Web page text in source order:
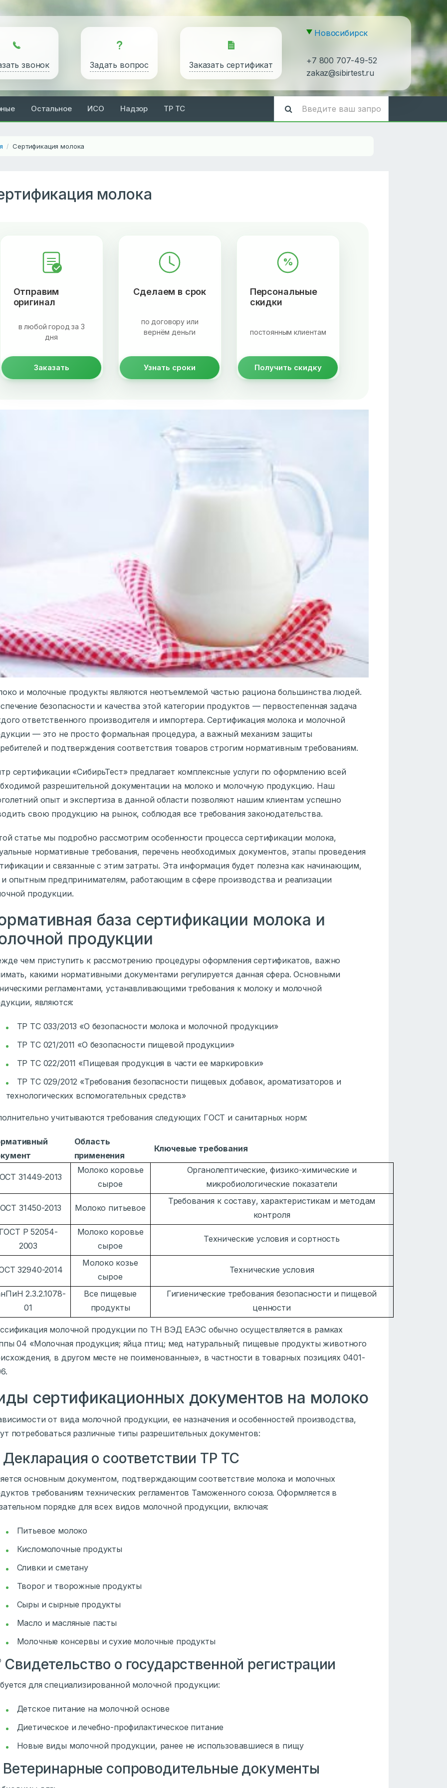
звонок Задать вопрос Заказать сертификат
Новосибирск
+7 800 707-49-52
zakaz@sibirtest.ru
Остальное ИСО Надзор ТР ТС
/ Сертификация молока
молока
Отправим
оригинал
в любой город за 3
дня
Заказать
Сделаем в срок
по договору или
вернём деньги
Узнать сроки
%
Персональные
скидки
постоянным клиентам
Получить скидку
и молочные продукты являются неотъемлемой частью рациона большинства людей.
безопасности и качества этой категории продуктов — первостепенная задача
ответственного производителя и импортера. Сертификация молока и молочной
— это не просто формальная процедура, а важный механизм защиты
и подтверждения соответствия товаров строгим нормативным требованиям.
сертификации «СибирьТест» предлагает комплексные услуги по оформлению всей
разрешительной документации на молоко и молочную продукцию. Наш
опыт и экспертиза в данной области позволяют нашим клиентам успешно
свою продукцию на рынок, соблюдая все требования законодательства.
статье мы подробно рассмотрим особенности процесса сертификации молока,
нормативные требования, перечень необходимых документов, этапы проведения
и связанные с этим затраты. Эта информация будет полезна как начинающим,
и опытным предпринимателям, работающим в сфере производства и реализации
продукции.
база сертификации молока и
продукции
чем приступить к рассмотрению процедуры оформления сертификатов, важно
какими нормативными документами регулируется данная сфера. Основными
регламентами, устанавливающими требования к молоку и молочной
являются:
ТР ТС 033/2013 «О безопасности молока и молочной продукции»
ТР ТС 021/2011 «О безопасности пищевой продукции»
ТР ТС 022/2011 «Пищевая продукция в части ее маркировки»
ТР ТС 029/2012 «Требования безопасности пищевых добавок, ароматизаторов и
технологических вспомогательных средств»
учитываются требования следующих ГОСТ и санитарных норм:
Область
применения
Ключевые требования
31449-2013
Молоко коровье
сырое
Органолептические, физико-химические и
микробиологические показатели
31450-2013 Молоко питьевое
Требования к составу, характеристикам и методам
контроля
ГОСТ Р 52054-
2003
Молоко коровье
сырое
Технические условия и сортность
32940-2014
Молоко козье
сырое
Технические условия
2.3.2.1078-
01
Все пищевые
продукты
Гигиенические требования безопасности и пищевой
ценности
молочной продукции по ТН ВЭД ЕАЭС обычно осуществляется в рамках
04 «Молочная продукция; яйца птиц; мед натуральный; пищевые продукты животного
в другом месте не поименованные», в частности в товарных позициях 0401-
сертификационных документов на молоко
от вида молочной продукции, ее назначения и особенностей производства,
потребоваться различные типы разрешительных документов:
Декларация о соответствии ТР ТС
основным документом, подтверждающим соответствие молока и молочных
требованиям технических регламентов Таможенного союза. Оформляется в
порядке для всех видов молочной продукции, включая:
Питьевое молоко
Кисломолочные продукты
Сливки и сметану
Творог и творожные продукты
Сыры и сырные продукты
Масло и масляные пасты
Молочные консервы и сухие молочные продукты
Свидетельство о государственной регистрации
для специализированной молочной продукции:
Детское питание на молочной основе
Диетическое и лечебно-профилактическое питание
Новые виды молочной продукции, ранее не использовавшиеся в пищу
Ветеринарные сопроводительные документы